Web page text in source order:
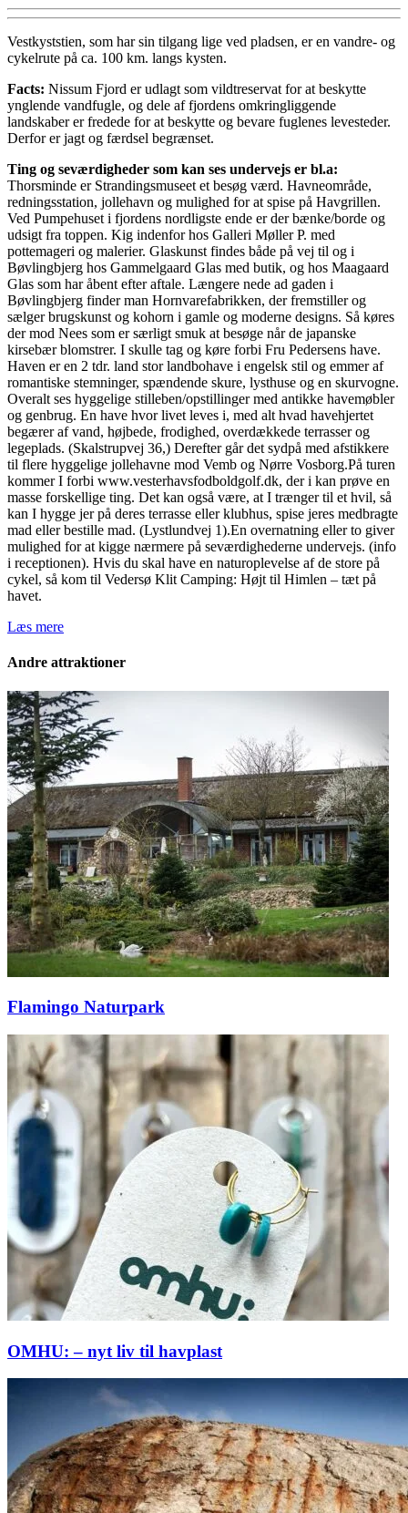
Vestkyststien, som har sin tilgang lige ved pladsen, er en vandre- og
cykelrute på ca. 100 km. langs kysten.
Facts: Nissum Fjord er udlagt som vildtreservat for at beskytte
ynglende vandfugle, og dele af fjordens omkringliggende
landskaber er fredede for at beskytte og bevare fuglenes levesteder.
Derfor er jagt og færdsel begrænset.
Ting og seværdigheder som kan ses undervejs er bl.a:
Thorsminde er Strandingsmuseet et besøg værd. Havneområde,
redningsstation, jollehavn og mulighed for at spise på Havgrillen.
Ved Pumpehuset i fjordens nordligste ende er der bænke/borde og
udsigt fra toppen. Kig indenfor hos Galleri Møller P. med
pottemageri og malerier. Glaskunst findes både på vej til og i
Bøvlingbjerg hos Gammelgaard Glas med butik, og hos Maagaard
Glas som har åbent efter aftale. Længere nede ad gaden i
Bøvlingbjerg finder man Hornvarefabrikken, der fremstiller og
sælger brugskunst og kohorn i gamle og moderne designs. Så køres
der mod Nees som er særligt smuk at besøge når de japanske
kirsebær blomstrer. I skulle tag og køre forbi Fru Pedersens have.
Haven er en 2 tdr. land stor landbohave i engelsk stil og emmer af
romantiske stemninger, spændende skure, lysthuse og en skurvogne.
Overalt ses hyggelige stilleben/opstillinger med antikke havemøbler
og genbrug. En have hvor livet leves i, med alt hvad havehjertet
begærer af vand, højbede, frodighed, overdækkede terrasser og
legeplads. (Skalstrupvej 36,) Derefter går det sydpå med afstikkere
til flere hyggelige jollehavne mod Vemb og Nørre Vosborg.På turen
kommer I forbi www.vesterhavsfodboldgolf.dk, der i kan prøve en
masse forskellige ting. Det kan også være, at I trænger til et hvil, så
kan I hygge jer på deres terrasse eller klubhus, spise jeres medbragte
mad eller bestille mad. (Lystlundvej 1).En overnatning eller to giver
mulighed for at kigge nærmere på seværdighederne undervejs. (info
i receptionen). Hvis du skal have en naturoplevelse af de store på
cykel, så kom til Vedersø Klit Camping: Højt til Himlen – tæt på
havet.
Læs mere
Andre attraktioner
Flamingo Naturpark
OMHU: – nyt liv til havplast